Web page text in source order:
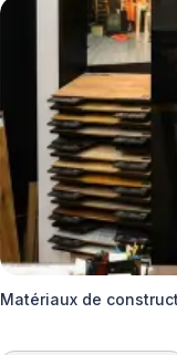
Matériaux de